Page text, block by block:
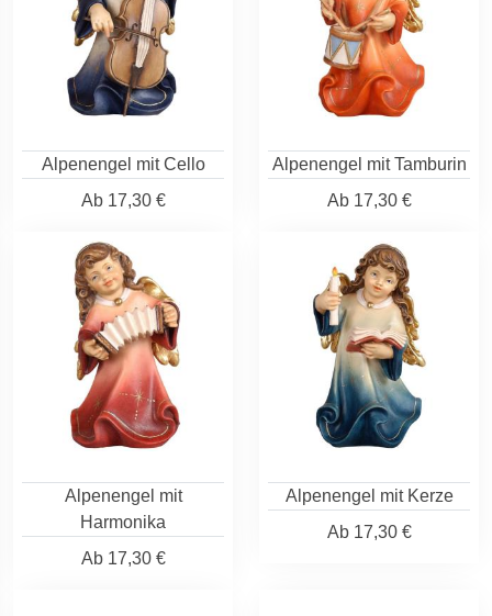
Alpenengel mit Cello
Ab17,30 €
Alpenengel mit Tamburin
Ab17,30 €
Alpenengel mit
Harmonika
Ab17,30 €
Alpenengel mit Kerze
Ab17,30 €